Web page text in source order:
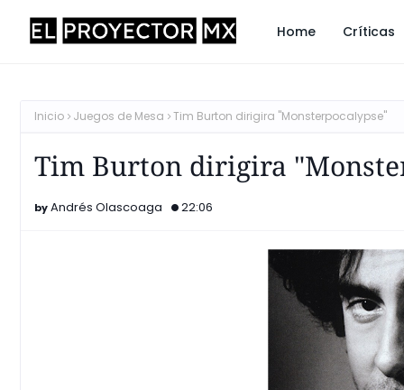
Home Críticas
Inicio Juegos de Mesa Tim Burton dirigira "Monsterpocalypse"
Tim Burton dirigira
Andrés Olascoaga 22:06